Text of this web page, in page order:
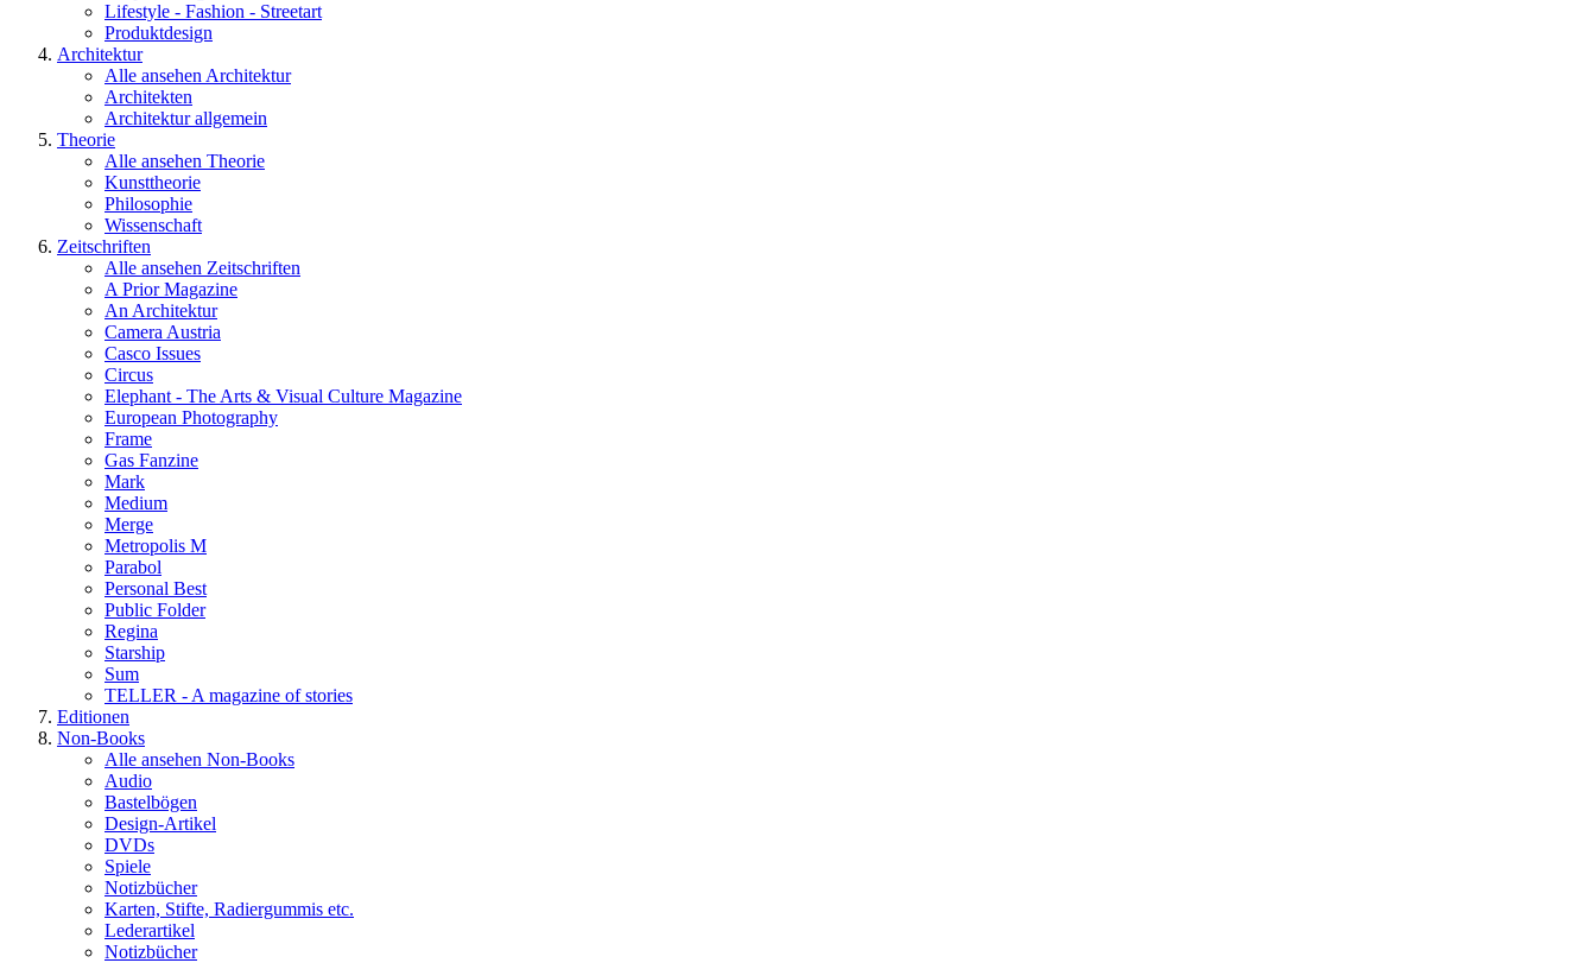
Lifestyle - Fashion - Streetart
Produktdesign
Architektur
Alle ansehen Architektur
Architekten
Architektur allgemein
Theorie
Alle ansehen Theorie
Kunsttheorie
Philosophie
Wissenschaft
Zeitschriften
Alle ansehen Zeitschriften
A Prior Magazine
An Architektur
Camera Austria
Casco Issues
Circus
Elephant - The Arts & Visual Culture Magazine
European Photography
Frame
Gas Fanzine
Mark
Medium
Merge
Metropolis M
Parabol
Personal Best
Public Folder
Regina
Starship
Sum
TELLER - A magazine of stories
Editionen
Non-Books
Alle ansehen Non-Books
Audio
Bastelbögen
Design-Artikel
DVDs
Spiele
Notizbücher
Karten, Stifte, Radiergummis etc.
Lederartikel
Notizbücher